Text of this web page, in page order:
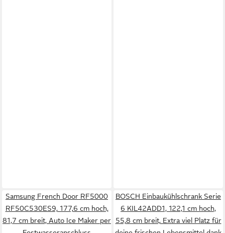
Samsung French Door RF5000
RF50C530ES9, 177,6 cm hoch,
81,7 cm breit, Auto Ice Maker per
BOSCH Einbaukühlschrank Serie
6 KIL42ADD1, 122,1 cm hoch,
55,8 cm breit, Extra viel Platz für